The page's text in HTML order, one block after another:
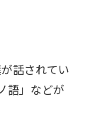
話されてい
語」などが